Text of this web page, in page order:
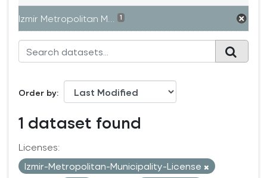
Izmir Metropolitan M... 1
Order by
1 dataset found
Licenses:
Izmir-Metropolitan-Municipality-License